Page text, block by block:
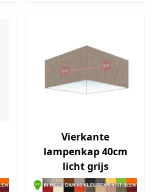
Vierkante
lampenkap 40cm
licht grijs